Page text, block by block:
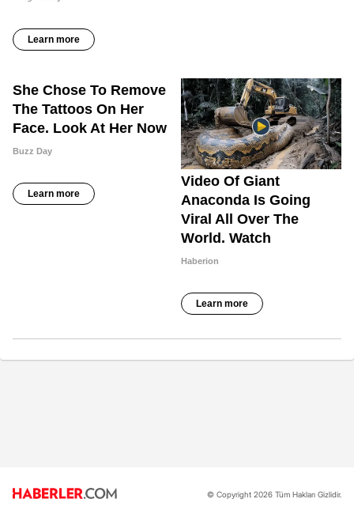
© Copyright 2026 Tüm Hakları Gizlidir.